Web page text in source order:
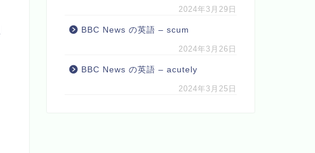
2024年3月29日
BBC News の英語 – scum
2024年3月26日
BBC News の英語 – acutely
2024年3月25日